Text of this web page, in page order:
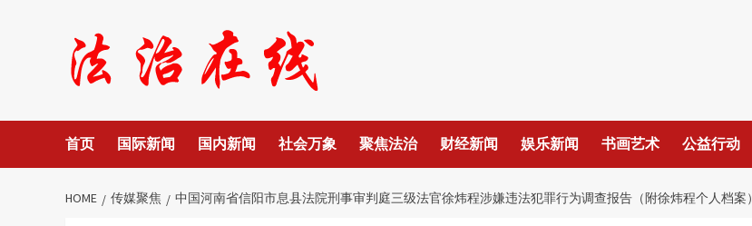
首页 国际新闻 国内新闻 社会万象 聚焦法治 财经新闻 娱乐新闻 书画艺术 公益行动
HOME 传媒聚焦 中国河南省信阳市息县法院刑事审判庭三级法官徐炜程涉嫌违法犯罪行为调查报告（附徐炜程个人档案）